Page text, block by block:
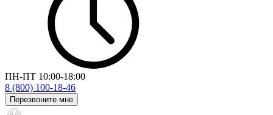
ПН-ПТ 10:00-18:00
8 (800) 100-18-46
Перезвоните мне